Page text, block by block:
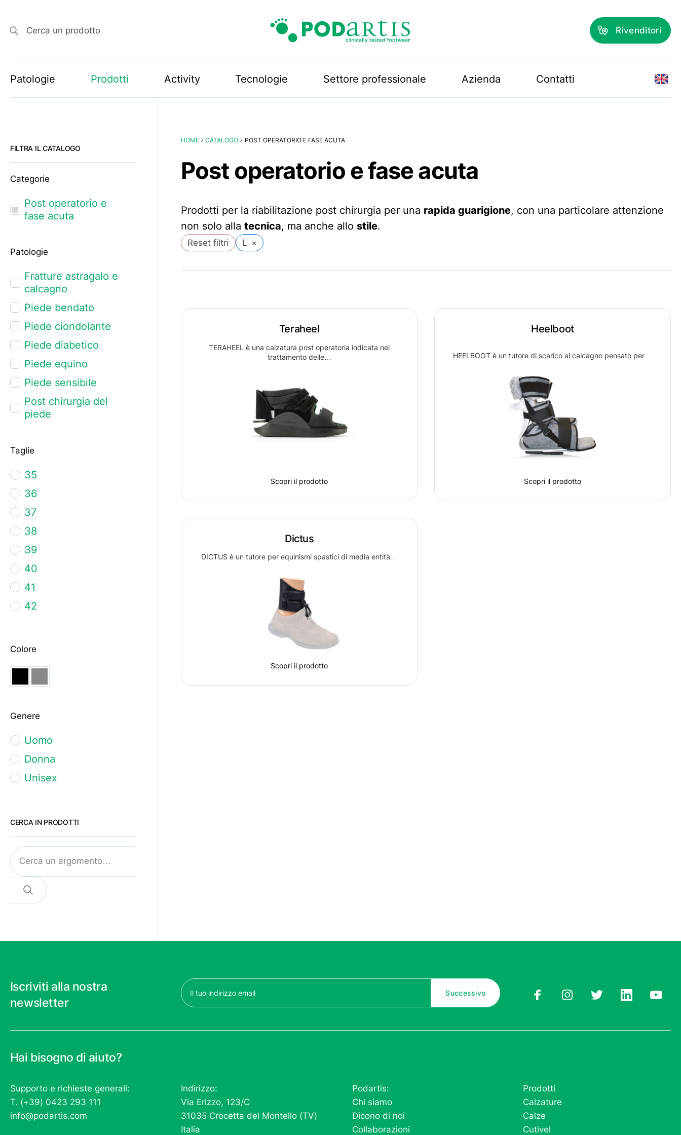
Cerca un prodotto Rivenditori
Patologie Prodotti Activity Tecnologie Settore professionale Azienda Contatti
HOME CATALOGO POST OPERATORIO E FASE ACUTA
Post operatorio e fase acuta
Prodotti per la riabilitazione post chirurgia per una rapida guarigione, con una particolare attenzione
non solo allatecnica, ma anche allostile.
Reset filtri L ×
Teraheel
TERAHEEL è una calzatura post operatoria indicata nel
trattamento delle…
Scopri il prodotto
Heelboot
HEELBOOT è un tutore di scarico al calcagno pensato per…
Scopri il prodotto
Dictus
DICTUS è un tutore per equinismi spastici di media entità…
Scopri il prodotto
FILTRA IL CATALOGO
Categorie
Post operatorio e
fase acuta
Patologie
Fratture astragalo e
calcagno
Piede bendato
Piede ciondolante
Piede diabetico
Piede equino
Piede sensibile
Post chirurgia del
piede
Taglie
35
36
37
38
39
40
41
42
48
L
M
S
Colore
Genere
Uomo
Donna
Unisex
CERCA IN PRODOTTI
Cerca
Iscriviti alla nostra
newsletter
Email
(Obbligatorio)
Hai bisogno di aiuto?
Supporto e richieste generali:
T. (+39) 0423 293 111
info@podartis.com
Indirizzo:
Via Erizzo, 123/C
31035 Crocetta del Montello (TV)
Italia
Podartis:
Chi siamo
Dicono di noi
Collaborazioni
Prodotti
Calzature
Calze
Cutivel